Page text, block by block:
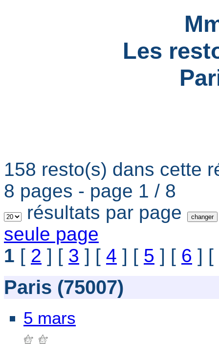
Les
158 resto(s) dans cette
8 pages - page 1 / 8
résultats par page
seule page
1 [ 2 ] [ 3 ] [ 4 ] [ 5 ] [ 6 ] [
Paris (75007)
5 mars